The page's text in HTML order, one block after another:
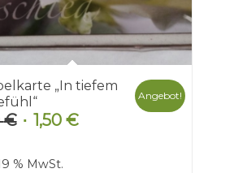
„In tiefem
€ Ursprünglicher
war:
1,50 €Aktueller
Angebot!
% MwSt.